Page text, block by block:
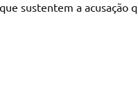
sustentem a acusação